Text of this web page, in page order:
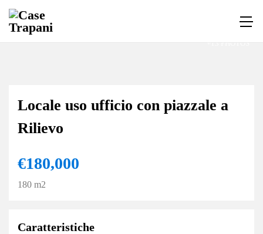
Locale uso ufficio con piazzale a
Rilievo
€180,000
180 m2
Caratteristiche